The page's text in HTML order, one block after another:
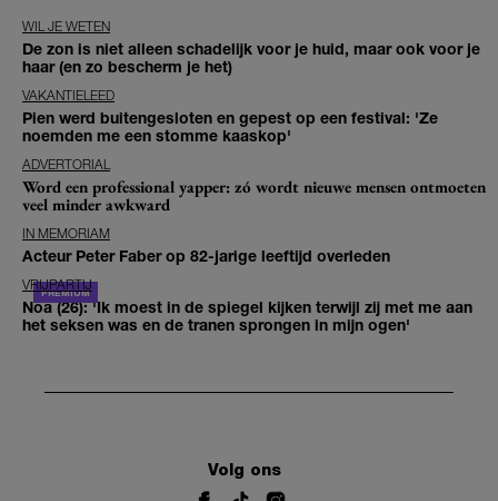
WIL JE WETEN
De zon is niet alleen schadelijk voor je huid, maar ook voor je
haar (en zo bescherm je het)
VAKANTIELEED
Pien werd buitengesloten en gepest op een festival: 'Ze
noemden me een stomme kaaskop'
ADVERTORIAL
Word een professional yapper: zó wordt nieuwe mensen ontmoeten
veel minder awkward
IN MEMORIAM
Acteur Peter Faber op 82-jarige leeftijd overleden
VRIJPARTIJ
Noa (26): 'Ik moest in de spiegel kijken terwijl zij met me aan
het seksen was en de tranen sprongen in mijn ogen'
Volg ons